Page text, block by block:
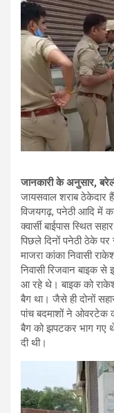
जानकारी के अनुसार,
जायसवाल शराब
विजयगढ़, पनेठी आदि में
क्वार्सी बाईपास स्थित
पिछले दिनों पनेठी ठेके
माजरा कांका निवासी
निवासी रिजवान बाइक
आ रहे थे। बाइक को
बैग था। जैसे ही दोनों
पांच बदमाशों ने ओवरटेक
बैग को झपटकर भाग
दी थी।